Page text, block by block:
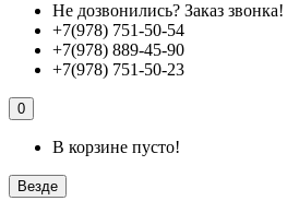
Не дозвонились? Заказ звонка!
+7(978) 751-50-54
+7(978) 889-45-90
+7(978) 751-50-23
0
В корзине пусто!
Везде